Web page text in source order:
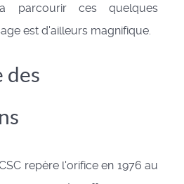
parcourir ces quelques
est d'ailleurs magnifique.
des
repère l'orifice en 1976 au